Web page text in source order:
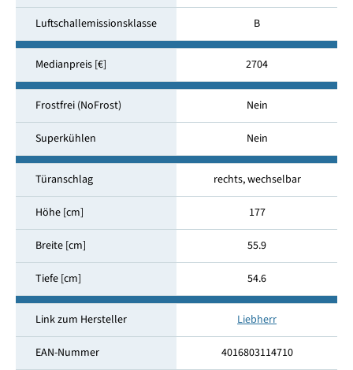
Luftschallemissionsklasse B
Medianpreis [€] 2704
Frostfrei (NoFrost) Nein
Superkühlen Nein
Türanschlag rechts, wechselbar
Höhe [cm] 177
Breite [cm] 55.9
Tiefe [cm] 54.6
Link zum Hersteller Liebherr
EAN-Nummer 4016803114710